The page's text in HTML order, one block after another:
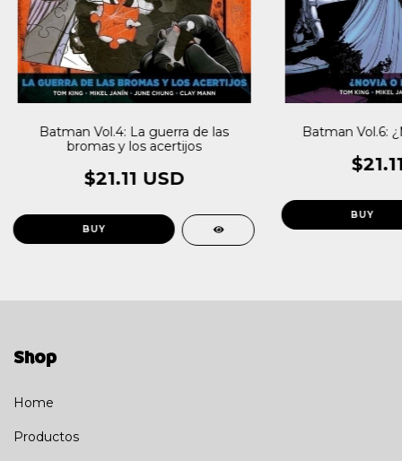
Batman Vol.4: La guerra de las
bromas y los acertijos
$21.11 USD
Batman Vol.6:
Shop
Home
Productos